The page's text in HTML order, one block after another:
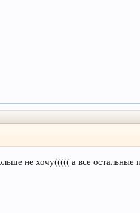
не хочу((((( а все